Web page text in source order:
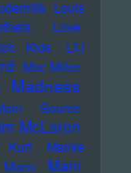
Louis
Love
Kids
LTJ
Mac Miller
Madness
Source
McLaren
Kurt
Mamie
Mani